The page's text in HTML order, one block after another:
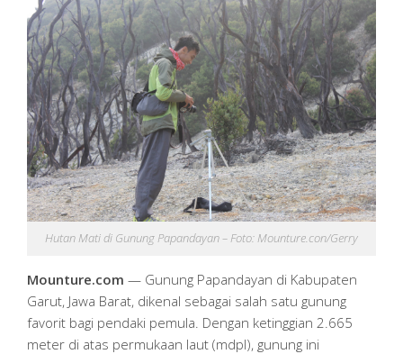
Hutan Mati di Gunung Papandayan – Foto: Mounture.con/Gerry
Mounture.com — Gunung Papandayan di Kabupaten
Garut, Jawa Barat, dikenal sebagai salah satu gunung
favorit bagi pendaki pemula. Dengan ketinggian 2.665
meter di atas permukaan laut (mdpl), gunung ini